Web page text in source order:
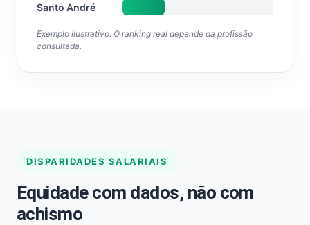
Santo André
Exemplo ilustrativo. O ranking real depende da profissão
consultada.
DISPARIDADES SALARIAIS
Equidade com dados, não com
achismo